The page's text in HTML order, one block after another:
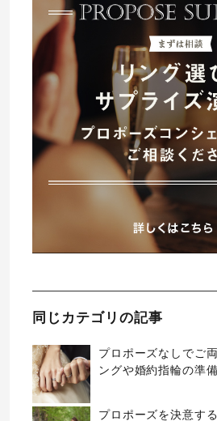
同じカテゴリの記事
プロポーズなしでご
ングや婚約指輪の準
プロポーズを決意す